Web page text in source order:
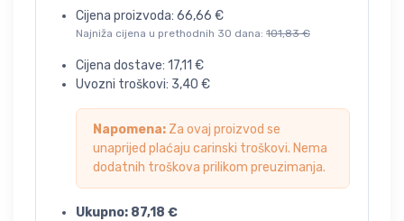
Cijena proizvoda: 66,66 €
Najniža cijena u prethodnih 30 dana: 101,83 €
Cijena dostave: 17,11 €
Uvozni troškovi: 3,40 €
Napomena: Za ovaj proizvod se
unaprijed plaćaju carinski troškovi. Nema
dodatnih troškova prilikom preuzimanja.
Ukupno: 87,18 €